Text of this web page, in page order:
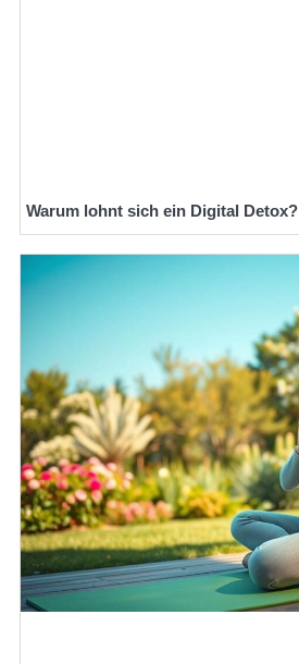
Warum lohnt sich ein Digital Detox?